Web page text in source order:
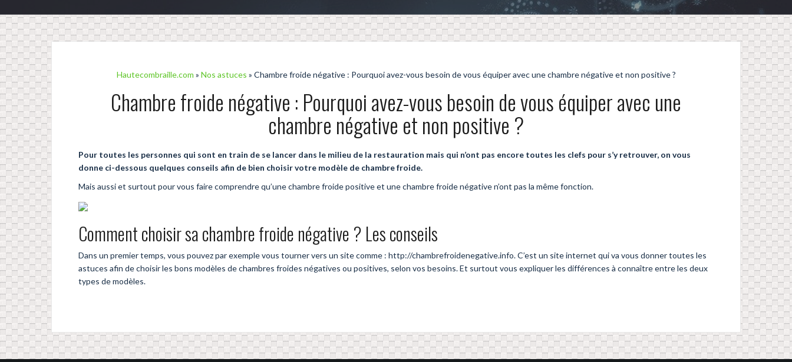
Hautecombraille.com » Nos astuces » Chambre froide négative : Pourquoi avez-vous besoin de vous équiper avec une chambre négative et non positive ?
Chambre froide négative : Pourquoi avez-vous besoin de vous équiper avec une
chambre négative et non positive ?
Pour toutes les personnes qui sont en train de se lancer dans le milieu de la restauration mais qui n’ont pas encore toutes les clefs pour s’y retrouver, on vous
donne ci-dessous quelques conseils afin de bien choisir votre modèle de chambre froide.
Mais aussi et surtout pour vous faire comprendre qu’une chambre froide positive et une chambre froide négative n’ont pas la même fonction.
Comment choisir sa chambre froide négative ? Les conseils
Dans un premier temps, vous pouvez par exemple vous tourner vers un site comme : http://chambrefroidenegative.info. C’est un site internet qui va vous donner toutes les
astuces afin de choisir les bons modèles de chambres froides négatives ou positives, selon vos besoins. Et surtout vous expliquer les différences à connaître entre les deux
types de modèles.